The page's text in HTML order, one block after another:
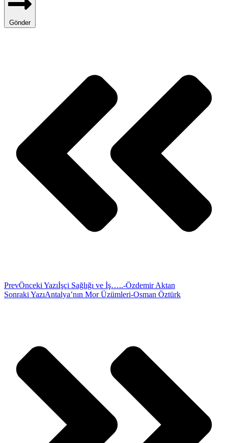
Gönder
PrevÖnceki Yazıİşçi Sağlığı ve İş…..-Özdemir Aktan
Sonraki YazıAntalya’nın Mor Üzümleri-Osman Öztürk